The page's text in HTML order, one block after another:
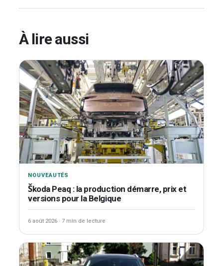
À lire aussi
NOUVEAUTÉS
Škoda Peaq : la production démarre, prix et
versions pour la Belgique
6 août 2026 · 7 min de lecture